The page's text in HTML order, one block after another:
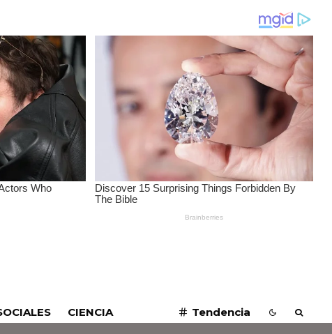
CIENCIA Tendencia